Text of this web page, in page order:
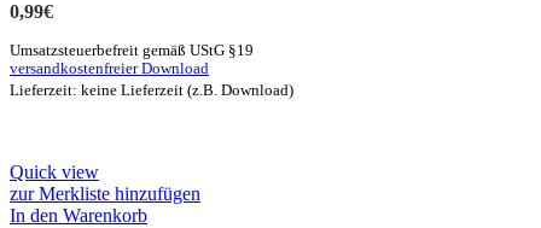
0,99€
Umsatzsteuerbefreit gemäß UStG §19
versandkostenfreier Download
Lieferzeit: keine Lieferzeit (z.B. Download)
Quick view
zur Merkliste hinzufügen
In den Warenkorb